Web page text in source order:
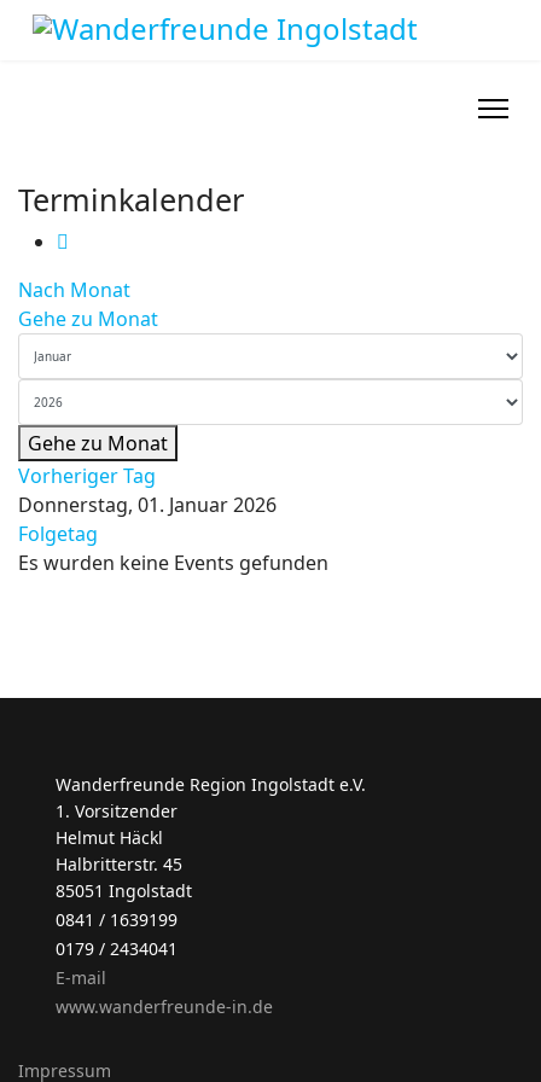
Terminkalender
Nach Monat
Gehe zu Monat
Gehe zu Monat
Vorheriger Tag
Donnerstag, 01. Januar 2026
Folgetag
Es wurden keine Events gefunden
Wanderfreunde Region Ingolstadt e.V.
1. Vorsitzender
Helmut Häckl
Halbritterstr. 45
85051 Ingolstadt
0841 / 1639199
0179 / 2434041
E-mail
www.wanderfreunde-in.de
Impressum